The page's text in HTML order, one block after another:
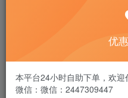
此内容为付费阅读，请付费后
￥
黄金会员免费
优
本平台24小时自助下单，欢
微信：微信：2447309447